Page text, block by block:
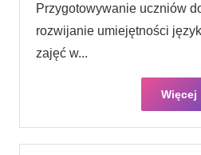
Przygotowywanie uczniów
rozwijanie umiejętności
zajęć w...
Więcej